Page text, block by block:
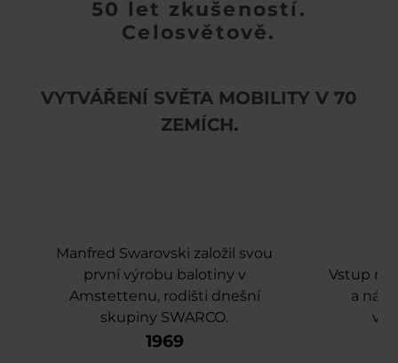
50 let zkušeností.
Celosvětově.
VYTVÁŘENÍ SVĚTA MOBILITY V 70
ZEMÍCH.
Manfred Swarovski založil svou
první výrobu balotiny v
Amstettenu, rodišti dnešní
skupiny SWARCO.
1969
Vstup na
a